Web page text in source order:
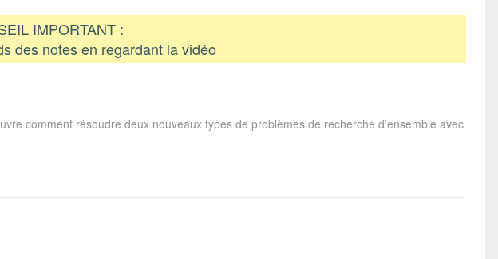
IMPORTANT :
des notes en regardant la vidéo
comment résoudre deux nouveaux types de problèmes de recherche d’ensemble avec